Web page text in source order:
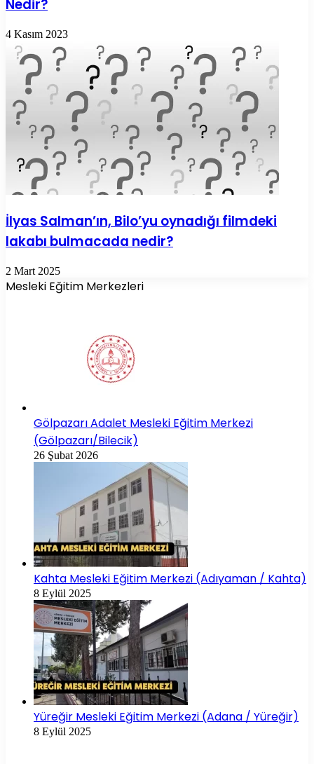
Nedir?
4 Kasım 2023
İlyas Salman’ın, Bilo’yu oynadığı filmdeki
lakabı bulmacada nedir?
2 Mart 2025
Mesleki Eğitim Merkezleri
Gölpazarı Adalet Mesleki Eğitim Merkezi
(Gölpazarı/Bilecik)
26 Şubat 2026
Kahta Mesleki Eğitim Merkezi (Adıyaman / Kahta)
8 Eylül 2025
Yüreğir Mesleki Eğitim Merkezi (Adana / Yüreğir)
8 Eylül 2025